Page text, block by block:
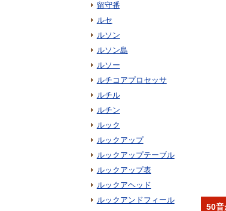
留守番
ルセ
ルソン
ルソン島
ルソー
ルチコアプロセッサ
ルチル
ルチン
ルック
ルックアップ
ルックアップテーブル
ルックアップ表
ルックアヘッド
ルックアンドフィール
50音